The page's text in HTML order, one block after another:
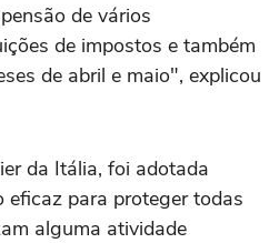
de vários
de impostos e também
de abril e maio", explicou
da Itália, foi adotada
para proteger todas
alguma atividade